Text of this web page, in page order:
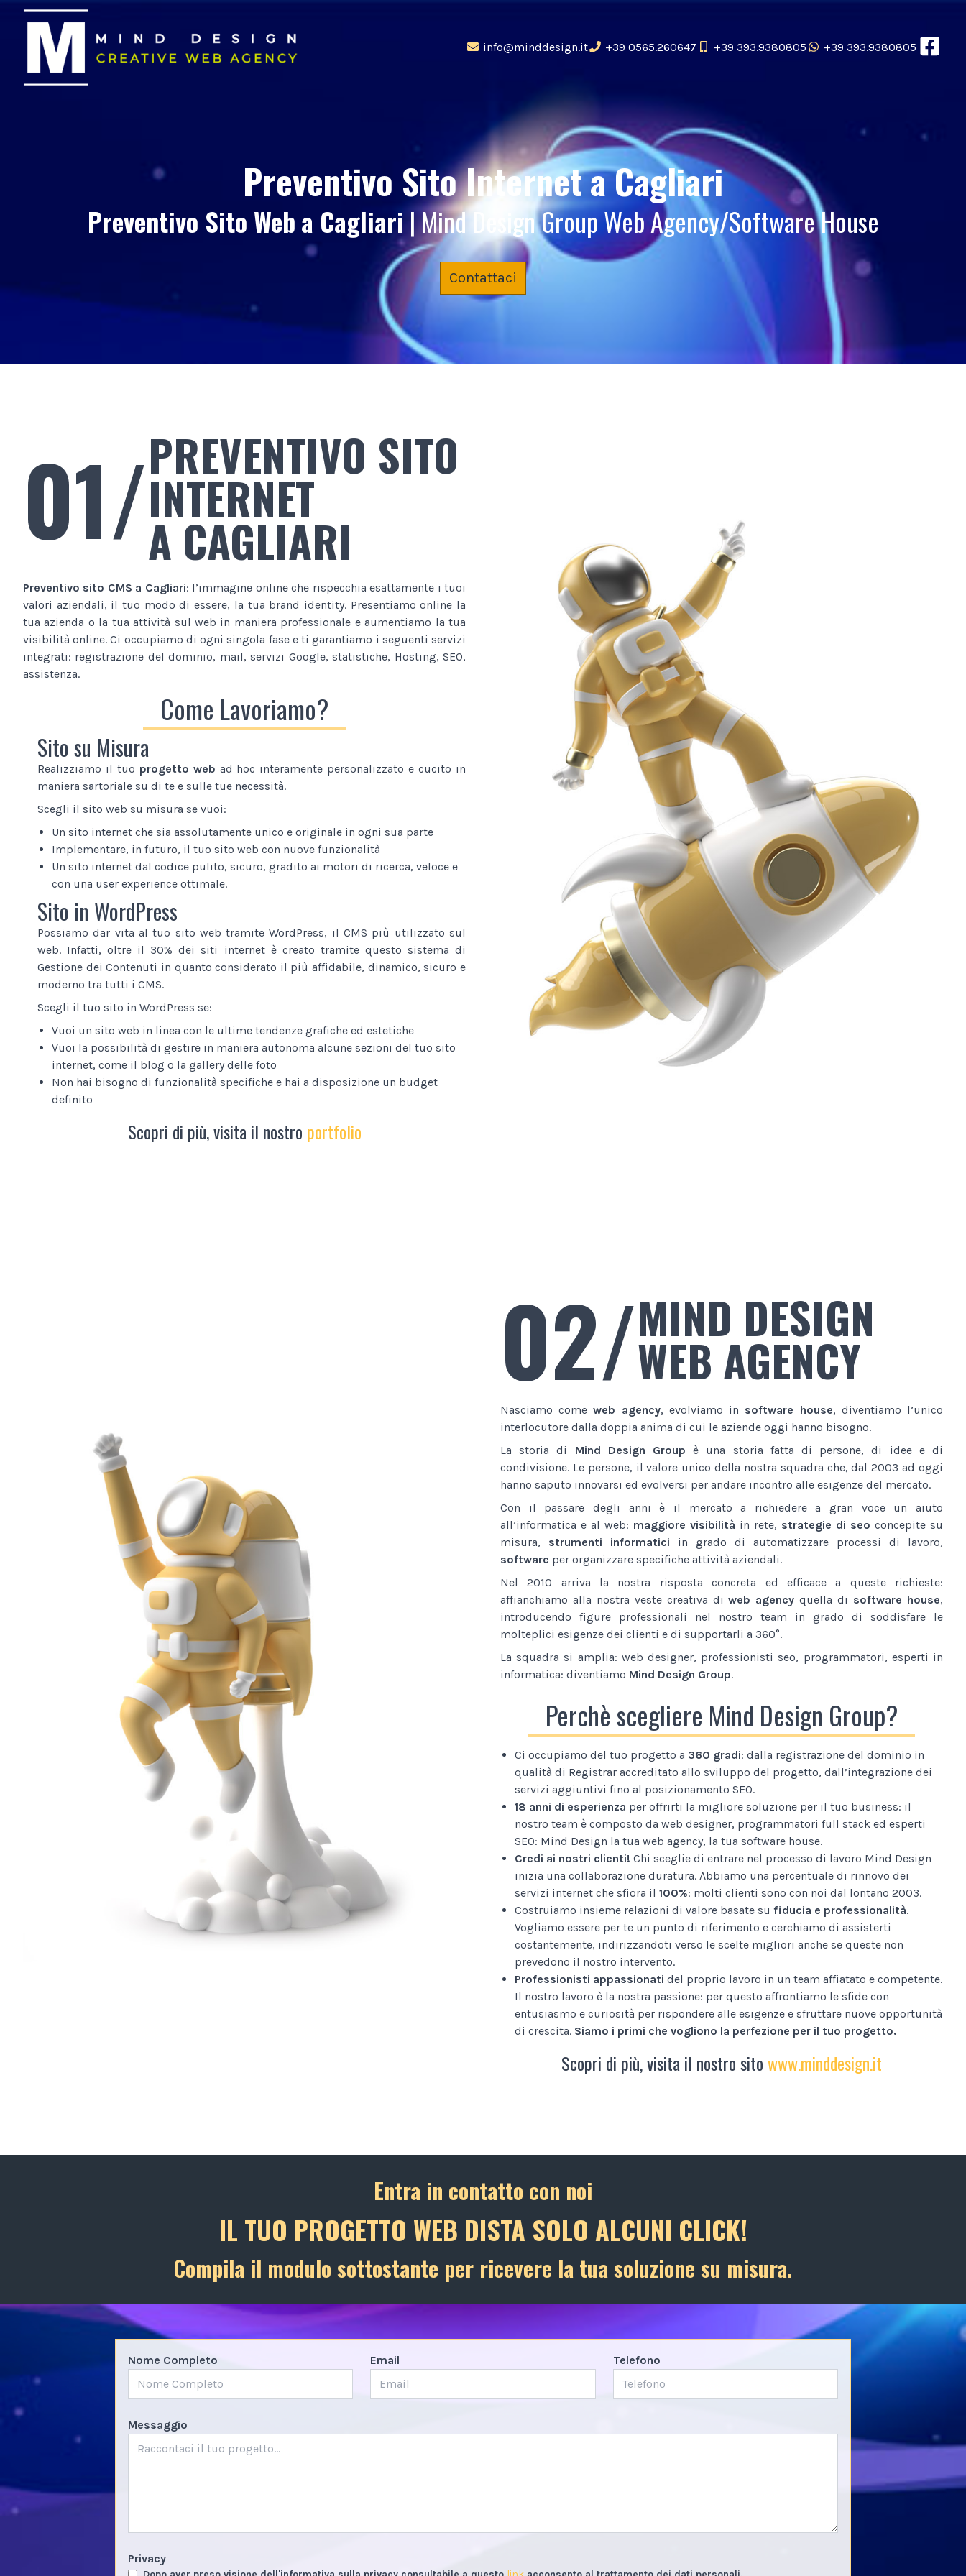
info@minddesign.it +39 0565.260647 +39 393.9380805 +39 393.9380805
Preventivo Sito Interneta Cagliari
Preventivo Sito Weba Cagliari| Mind Design Group Web Agency/Software House
Contattaci
01/PREVENTIVO SITO
INTERNET
A CAGLIARI
Preventivo sito CMS a Cagliari: l’immagine online che rispecchia esattamente i tuoi
valori aziendali, il tuo modo di essere, la tua brand identity. Presentiamo online la
tua azienda o la tua attività sul web in maniera professionale e aumentiamo la tua
visibilità online. Ci occupiamo di ogni singola fase e ti garantiamo i seguenti servizi
integrati: registrazione del dominio, mail, servizi Google, statistiche, Hosting, SEO,
assistenza.
Come Lavoriamo?
Sito su Misura
Realizziamo il tuo progetto web ad hoc interamente personalizzato e cucito in
maniera sartoriale su di te e sulle tue necessità.
Scegli il sito web su misura se vuoi:
Un sito internet che sia assolutamente unico e originale in ogni sua parte
Implementare, in futuro, il tuo sito web con nuove funzionalità
Un sito internet dal codice pulito, sicuro, gradito ai motori di ricerca, veloce e
con una user experience ottimale.
Sito in WordPress
Possiamo dar vita al tuo sito web tramite WordPress, il CMS più utilizzato sul
web. Infatti, oltre il 30% dei siti internet è creato tramite questo sistema di
Gestione dei Contenuti in quanto considerato il più affidabile, dinamico, sicuro e
moderno tra tutti i CMS.
Scegli il tuo sito in WordPress se:
Vuoi un sito web in linea con le ultime tendenze grafiche ed estetiche
Vuoi la possibilità di gestire in maniera autonoma alcune sezioni del tuo sito
internet, come il blog o la gallery delle foto
Non hai bisogno di funzionalità specifiche e hai a disposizione un budget
definito
Scopri di più, visita il nostro portfolio
02/MIND DESIGN
WEB AGENCY
Nasciamo comeweb agency, evolviamo in software house, diventiamo l’unico
interlocutore dalla doppia anima di cui le aziende oggi hanno bisogno.
La storia di Mind Design Group è una storia fatta di persone, di idee e di
condivisione. Le persone, il valore unico della nostra squadra che, dal 2003 ad oggi
hanno saputo innovarsi ed evolversi per andare incontro alle esigenze del mercato.
Con il passare degli anni è il mercato a richiedere a gran voce un aiuto
all’informatica e al web: maggiore visibilità in rete, strategie di seo concepite su
misura, strumenti informatici in grado di automatizzare processi di lavoro,
software per organizzare specifiche attività aziendali.
Nel 2010 arriva la nostra risposta concreta ed efficace a queste richieste:
affianchiamo alla nostra veste creativa diweb agency quella di software house,
introducendo figure professionali nel nostro team in grado di soddisfare le
molteplici esigenze dei clienti e di supportarli a 360°.
La squadra si amplia: web designer, professionisti seo, programmatori, esperti in
informatica: diventiamo Mind Design Group.
Perchè scegliere Mind Design Group?
Ci occupiamo del tuo progetto a 360 gradi: dalla registrazione del dominio in
qualità di Registrar accreditato allo sviluppo del progetto, dall’integrazione dei
servizi aggiuntivi fino al posizionamento SEO.
18 anni di esperienza per offrirti la migliore soluzione per il tuo business: il
nostro team è composto da web designer, programmatori full stack ed esperti
SEO: Mind Design la tua web agency, la tua software house.
Credi ai nostri clienti! Chi sceglie di entrare nel processo di lavoro Mind Design
inizia una collaborazione duratura. Abbiamo una percentuale di rinnovo dei
servizi internet che sfiora il 100%: molti clienti sono con noi dal lontano 2003.
Costruiamo insieme relazioni di valore basate su fiducia e professionalità.
Vogliamo essere per te un punto di riferimento e cerchiamo di assisterti
costantemente, indirizzandoti verso le scelte migliori anche se queste non
prevedono il nostro intervento.
Professionisti appassionati del proprio lavoro in un team affiatato e competente.
Il nostro lavoro è la nostra passione: per questo affrontiamo le sfide con
entusiasmo e curiosità per rispondere alle esigenze e sfruttare nuove opportunità
di crescita. Siamo i primi che vogliono la perfezione per il tuo progetto.
Scopri di più, visita il nostro sitowww.minddesign.it
Entra in contatto con noi
IL TUO PROGETTO WEB DISTA SOLO ALCUNI CLICK!
Compila il modulo sottostante per ricevere la tua soluzione su misura.
Nome Completo Email Telefono
Messaggio
Privacy